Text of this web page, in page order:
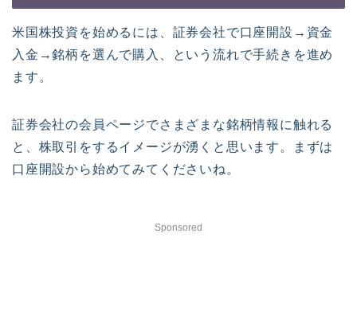
米国株投資を始めるには、証券会社で口座開設→資金
入金→銘柄を選んで購入、という流れで手続きを進め
ます。
証券会社の会員ページでさまざまな銘柄情報に触れる
と、株取引をするイメージが湧くと思います。まずは
口座開設から始めてみてくださいね。
Sponsored